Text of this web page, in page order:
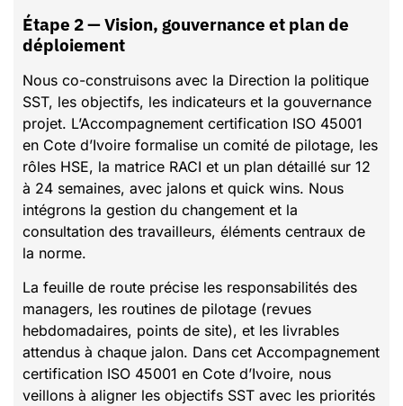
Étape 2 — Vision, gouvernance et plan de
déploiement
Nous co-construisons avec la Direction la politique
SST, les objectifs, les indicateurs et la gouvernance
projet. L’Accompagnement certification ISO 45001
en Cote d’Ivoire formalise un comité de pilotage, les
rôles HSE, la matrice RACI et un plan détaillé sur 12
à 24 semaines, avec jalons et quick wins. Nous
intégrons la gestion du changement et la
consultation des travailleurs, éléments centraux de
la norme.
La feuille de route précise les responsabilités des
managers, les routines de pilotage (revues
hebdomadaires, points de site), et les livrables
attendus à chaque jalon. Dans cet Accompagnement
certification ISO 45001 en Cote d’Ivoire, nous
veillons à aligner les objectifs SST avec les priorités